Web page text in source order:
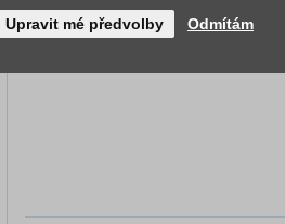
Upravit mé předvolby Odmítám